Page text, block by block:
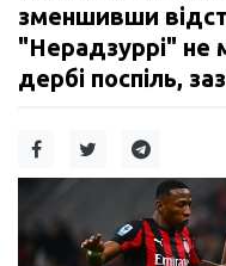
зменшивши
"Нерадзуррі" не
дербі поспіль,